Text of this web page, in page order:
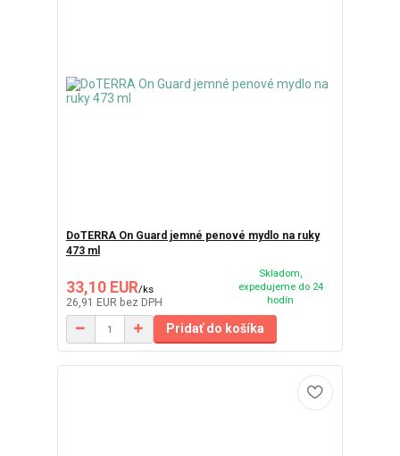
DoTERRA On Guard jemné penové mydlo na ruky
473 ml
33,10 EUR/ks
26,91 EUR bez DPH
Skladom,
expedujeme do 24
hodín
Pridať do košíka